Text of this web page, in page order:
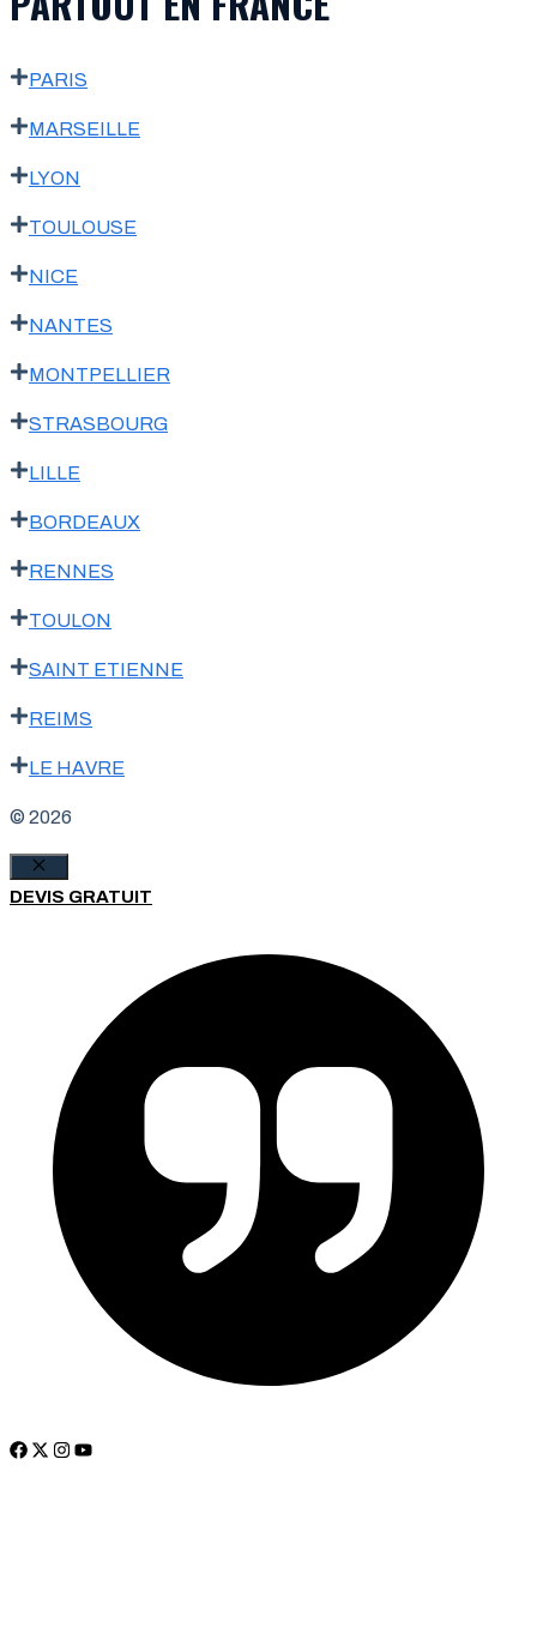
PARIS
MARSEILLE
LYON
TOULOUSE
NICE
NANTES
MONTPELLIER
STRASBOURG
LILLE
BORDEAUX
RENNES
TOULON
SAINT ETIENNE
REIMS
LE HAVRE
© 2026
Fermer
DEVIS GRATUIT